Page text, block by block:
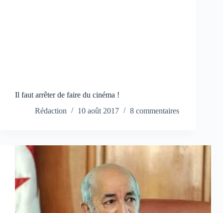
Il faut arrêter de faire du cinéma !
Rédaction
10 août 2017 8 commentaires